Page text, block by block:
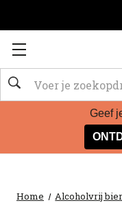
Zoeken
Geef
Home Alcoholvrij bier